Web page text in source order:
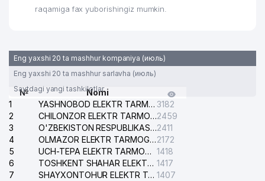
raqamiga fax yuborishingiz mumkin.
Eng yaxshi 20 ta mashhur kompaniya (июль)
Eng yaxshi 20 ta mashhur sarlavha (июль)
Saytdagi yangi tashkilotlar
№
Nomi
1
YASHNOBOD ELEKTR TARMOG'I NOSOZLIKLARI XIZMATI 3182
2
CHILONZOR ELEKTR TARMOG'I NOSOZLIK XIZMATI2459
3
O'ZBEKISTON RESPUBLIKASI BOSH PROKURATURASI ISHONCH TELEFONI2411
4
OLMAZOR ELEKTR TARMOG'I NOSOZLIKLARI XIZMATI2172
5
UCH-TEPA ELEKTR TARMOG'I NOSOZLIKLARI XIZMATI 1418
6
TOSHKENT SHAHAR ELEKTR TARMOQLARI KORXONASI AJ 1417
7
SHAYXONTOHUR ELEKTR TARMOG'I NOSOZLIKLARINI TUZATISH XIZMATI 1407